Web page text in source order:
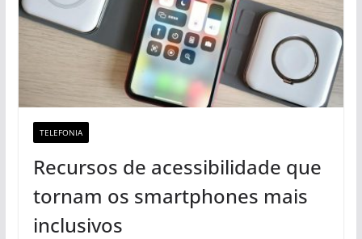
TELEFONIA
Recursos de acessibilidade que
tornam os smartphones mais
inclusivos